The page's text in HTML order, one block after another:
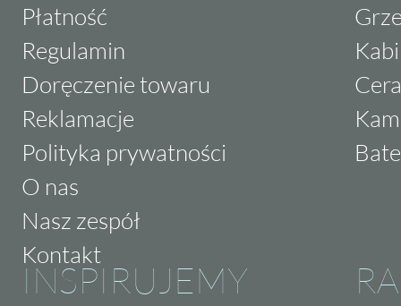
Płatność
Regulamin
Doręczenie towaru
Reklamacje
Polityka prywatności
O nas
Nasz zespół
Kontakt
INSPIRUJEMY